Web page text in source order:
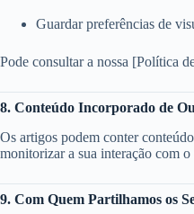
Guardar preferências de
Pode consultar a nossa [Política
8. Conteúdo Incorporado de
Os artigos podem conter
monitorizar a sua interação com
9. Com Quem Partilhamos os